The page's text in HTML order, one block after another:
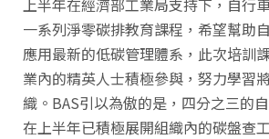
上半年在經濟部工業局支持下，自行
一系列淨零碳排教育課程，希望幫助
應用最新的低碳管理體系，此次培訓
業內的精英人士積極參與，努力學習
織。BAS引以為傲的是，四分之三的
在上半年已積極展開組織內的碳盤查